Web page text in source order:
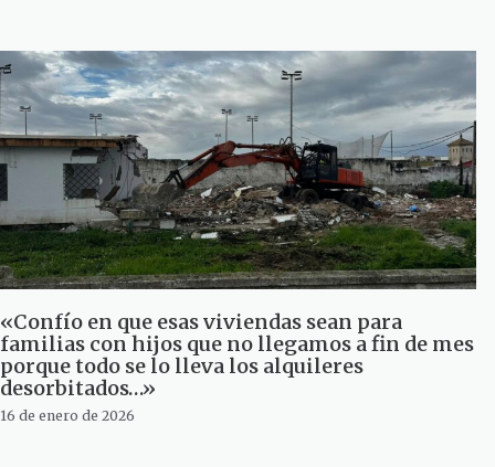
«Confío en que esas viviendas sean para
familias con hijos que no llegamos a fin de mes
porque todo se lo lleva los alquileres
desorbitados…»
16 de enero de 2026